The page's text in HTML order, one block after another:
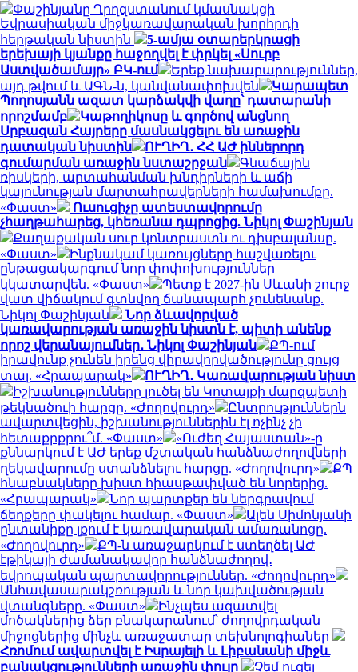
Փաշինյանը Ղրղզստանում կմասնակցի
Եվրասիական միջկառավարական խորհրդի
հերթական նիստին
5-ամյա օտարերկրացի
երեխայի կյանքը հաջողվել է փրկել «Սուրբ
Աստվածամայր» ԲԿ-ում
Երեք նախարարություններ,
այդ թվում և ԱԳՆ-ն, կանվանափոխվեն
Կարապետ
Պողոսյանն ազատ կարձակվի վաղը՝ դատարանի
որոշմամբ
Կաթողիկոսը և գործով անցնող
Սրբազան Հայրերը մասնակցելու են առաջին
դատական նիստին
ՈՒՂԻՂ․ ՀՀ ԱԺ իններորդ
գումարման առաջին նստաշրջան
Գնաճային
ռիսկերի, արտահանման խնդիրների և աճի
կայունության մարտահրավերների համախումբը.
«Փաստ»
Ուսուցիչը ատեստավորումը
չհաղթահարեց, կհեռանա դպրոցից. Նիկոլ Փաշինյան
Քաղաքական սուր կոնտրաստն ու դիսբալանսը.
«Փաստ»
Ինքնակամ կառույցները հաշվառելու
ընթացակարգում նոր փոփոխություններ
կկատարվեն. «Փաստ»
Պետք է 2027-ին Սևանի շուրջ
վատ վիճակում գտնվող ճանապարհ չունենանք.
Նիկոլ Փաշինյան
Նոր ձևավորված
կառավարության առաջին նիստն է, պիտի անենք
որոշ վերանայումներ․ Նիկոլ Փաշինյան
ՔՊ-ում
իրավունք չունեն իրենց վիրավորվածությունը ցույց
տալ. «Հրապարակ»
ՈՒՂԻՂ․ Կառավարության նիստ
Իշխանությունները լուծել են Կոտայքի մարզպետի
թեկնածուի հարցը. «Ժողովուրդ»
Ընտրություններն
ավարտվեցին, իշխանություններին էլ ոչինչ չի
հետաքրքրու՞մ. «Փաստ»
«Ուժեղ Հայաստան»-ը
քննարկում է ԱԺ երեք մշտական հանձնաժողովների
ղեկավարումը ստանձնելու հարցը. «Ժողովուրդ»
ՔՊ
հնաբնակները խիստ հիասթափված են նորերից.
«Հրապարակ»
Նոր պարտքեր են ներգրավում
ճեղքերը փակելու համար. «Փաստ»
Ալեն Սիմոնյանի
ընտանիքը լքում է կառավարական ամառանոցը.
«Ժողովուրդ»
ՔՊ-ն առաջարկում է ստեղծել ԱԺ
էթիկայի ժամանակավոր հանձնաժողով․
եվրոպական պարտավորություններ. «Ժողովուրդ»
Անհավասարակշռության և նոր կախվածության
վտանգները. «Փաստ»
Ինչպես ազատվել
մոծակներից ձեր բնակարանում՝ ժողովրդական
միջոցներից մինչև առաջատար տեխնոլոգիաներ
Հռոմում ավարտվել է Իսրայելի և Լիբանանի միջև
բանակցությունների առաջին փուլը
Չեմ ուզել